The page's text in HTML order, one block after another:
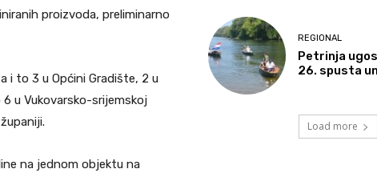
proizvoda, preliminarno
i to 3 u Općini Gradište, 2 u
u Vukovarsko-srijemskoj
na jednom objektu na
REGIONAL
Petrinja
26. spusta
Load more